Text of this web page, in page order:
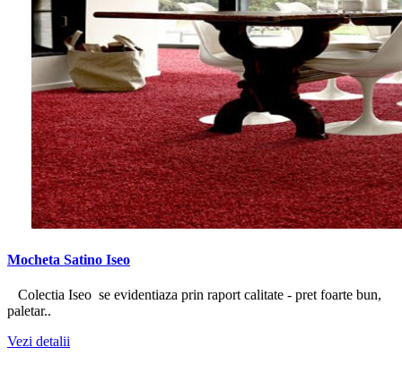
Mocheta Satino Iseo
Colectia Iseo se evidentiaza prin raport calitate - pret foarte bun,
paletar..
Vezi detalii